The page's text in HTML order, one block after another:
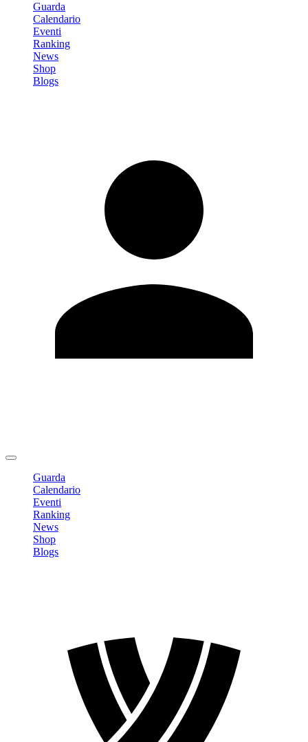
Guarda
Calendario
Eventi
Ranking
News
Shop
Blogs
Guarda
Calendario
Eventi
Ranking
News
Shop
Blogs